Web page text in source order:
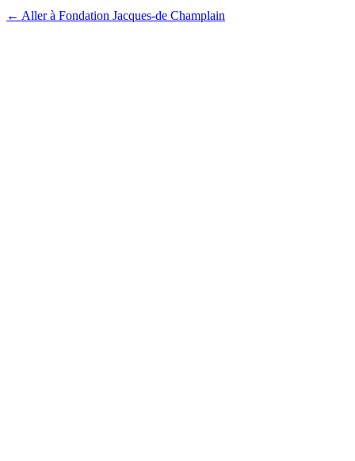
← Aller à Fondation Jacques-de Champlain